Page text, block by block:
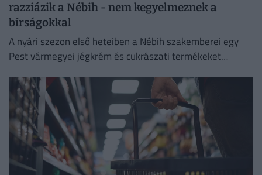
razziázik a Nébih - nem kegyelmeznek a
bírságokkal
A nyári szezon első heteiben a Nébih szakemberei egy
Pest vármegyei jégkrém és cukrászati termékeket